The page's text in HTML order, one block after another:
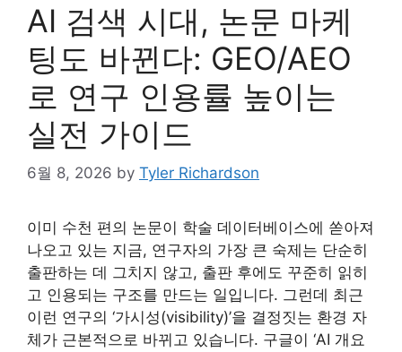
AI 검색 시대, 논문 마케
팅도 바뀐다: GEO/AEO
로 연구 인용률 높이는
실전 가이드
6월 8, 2026 by Tyler Richardson
이미 수천 편의 논문이 학술 데이터베이스에 쏟아져
나오고 있는 지금, 연구자의 가장 큰 숙제는 단순히
출판하는 데 그치지 않고, 출판 후에도 꾸준히 읽히
고 인용되는 구조를 만드는 일입니다. 그런데 최근
이런 연구의 ‘가시성(visibility)’을 결정짓는 환경 자
체가 근본적으로 바뀌고 있습니다. 구글이 ‘AI 개요